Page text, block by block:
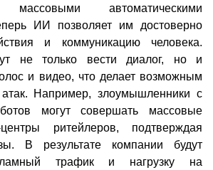
массовыми автоматическими
ИИ позволяет им достоверно
и коммуникацию человека.
не только вести диалог, но и
и видео, что делает возможным
Например, злоумышленники с
могут совершать массовые
ритейлеров, подтверждая
В результате компании будут
трафик и нагрузку на